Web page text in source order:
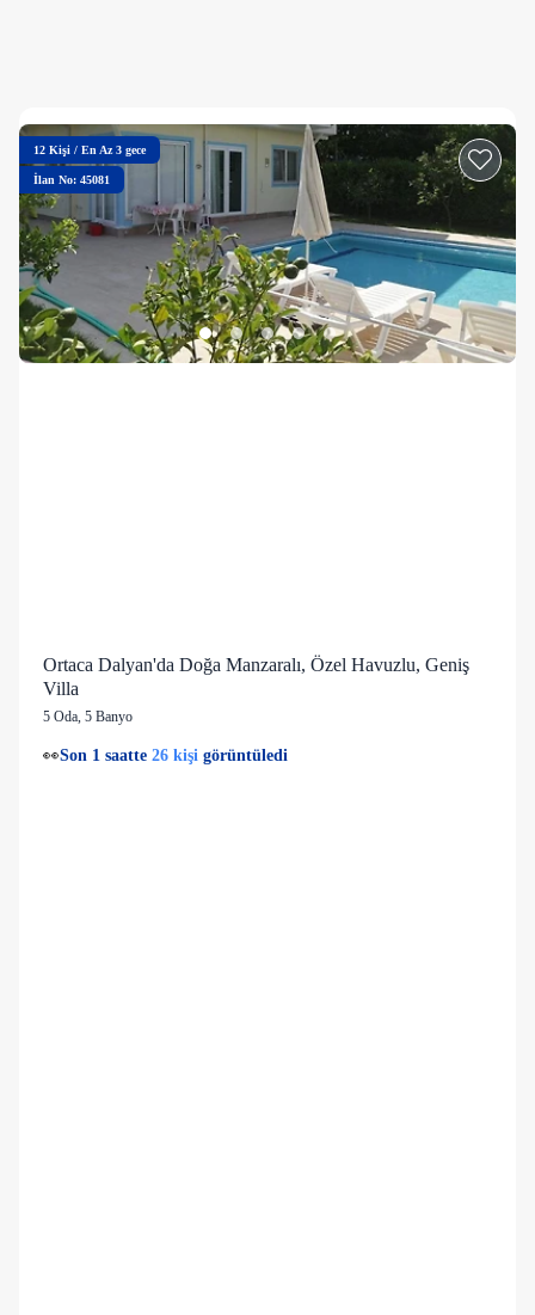
12 Kişi / En Az 3 gece
İlan No: 45081
Ortaca Dalyan'da Doğa Manzaralı, Özel Havuzlu, Geniş
Villa
5 Oda, 5 Banyo
💙1 kişifavorilere ekledi